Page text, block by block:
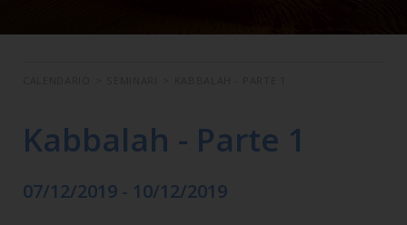
Kabbalah - Parte 1
07/12/2019 - 10/12/2019